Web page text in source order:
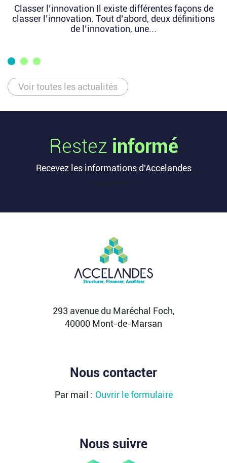
Classer l’innovation Il existe différentes façons de
classer l’innovation. Tout d’abord, deux définitions
de l’innovation, une...
Voir toutes les actualités
Restez informé
Recevez les informations d'Accelandes
293 avenue du Maréchal Foch,
40000 Mont-de-Marsan
Nous contacter
Par mail : Ouvrir le formulaire
Nous suivre